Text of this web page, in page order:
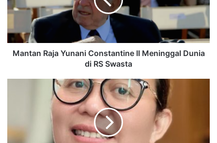
Mantan Raja Yunani Constantine II Meninggal Dunia
di RS Swasta